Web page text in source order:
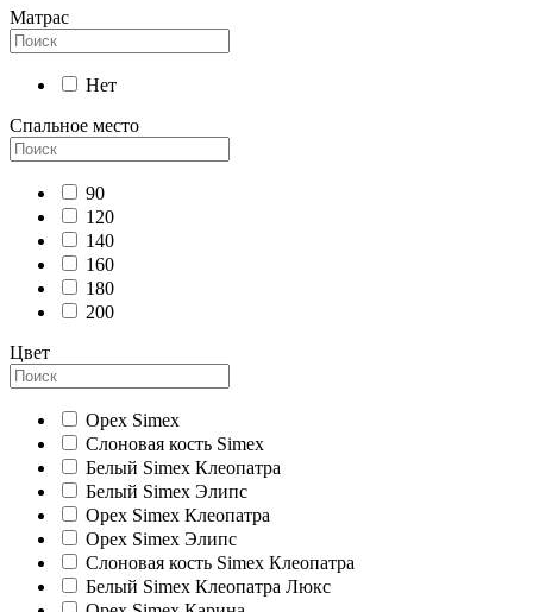
Матрас
Нет
Спальное место
90
120
140
160
180
200
Цвет
Орех Simex
Слоновая кость Simex
Белый Simex Клеопатра
Белый Simex Элипс
Орех Simex Клеопатра
Орех Simex Элипс
Слоновая кость Simex Клеопатра
Белый Simex Клеопатра Люкс